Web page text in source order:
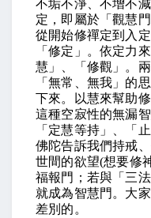
不垢不淨、不增不
定，即屬於「觀慧門
從開始修禪定到入
「修定」。依定力
慧」、「修觀」。
「無常、無我」的
下來。以慧來幫助
這種空寂性的無漏
「定慧等持」、「
佛陀告訴我們持戒
世間的欲望(想要修
福報門；若與「三
就成為智慧門。大
差別的。